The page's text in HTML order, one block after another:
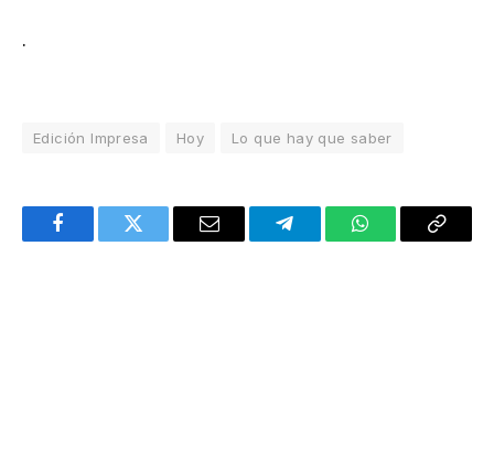
.
Edición Impresa Hoy Lo que hay que saber
FacebookTwitter Email TelegramWhatsAppCopy